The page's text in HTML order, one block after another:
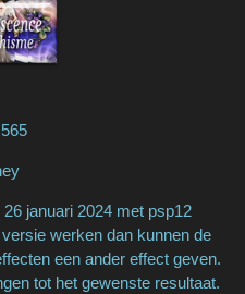
januari 2024 met psp12
werken dan kunnen de
een ander effect geven.
tot het gewenste resultaat.